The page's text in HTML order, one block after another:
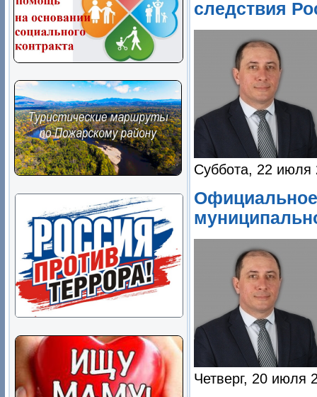
следствия
Суббота, 22 июля
Официальное
Четверг, 20 июля